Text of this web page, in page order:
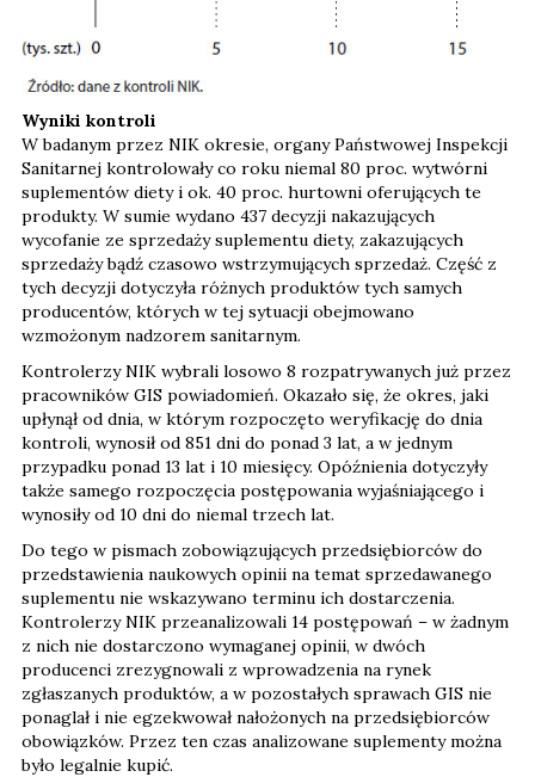
Wyniki kontroli
W badanym przez NIK okresie, organy Państwowej Inspekcji
Sanitarnej kontrolowały co roku niemal 80 proc. wytwórni
suplementów diety i ok. 40 proc. hurtowni oferujących te
produkty. W sumie wydano 437 decyzji nakazujących
wycofanie ze sprzedaży suplementu diety, zakazujących
sprzedaży bądź czasowo wstrzymujących sprzedaż. Część z
tych decyzji dotyczyła różnych produktów tych samych
producentów, których w tej sytuacji obejmowano
wzmożonym nadzorem sanitarnym.
Kontrolerzy NIK wybrali losowo 8 rozpatrywanych już przez
pracowników GIS powiadomień. Okazało się, że okres, jaki
upłynął od dnia, w którym rozpoczęto weryfikację do dnia
kontroli, wynosił od 851 dni do ponad 3 lat, a w jednym
przypadku ponad 13 lat i 10 miesięcy. Opóźnienia dotyczyły
także samego rozpoczęcia postępowania wyjaśniającego i
wynosiły od 10 dni do niemal trzech lat.
Do tego w pismach zobowiązujących przedsiębiorców do
przedstawienia naukowych opinii na temat sprzedawanego
suplementu nie wskazywano terminu ich dostarczenia.
Kontrolerzy NIK przeanalizowali 14 postępowań – w żadnym
z nich nie dostarczono wymaganej opinii, w dwóch
producenci zrezygnowali z wprowadzenia na rynek
zgłaszanych produktów, a w pozostałych sprawach GIS nie
ponaglał i nie egzekwował nałożonych na przedsiębiorców
obowiązków. Przez ten czas analizowane suplementy można
było legalnie kupić.